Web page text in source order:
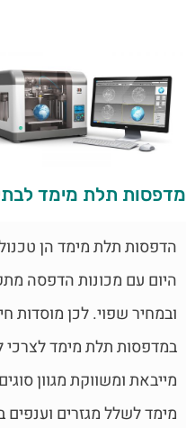
מדפסות תלת מימד
הדפסות תלת מימד הן
היום עם מכונות הדפסה
ובמחיר שפוי. לכן מוסדות
מייבאת ומשווקת מגוון
מימד לשלל מגזרים